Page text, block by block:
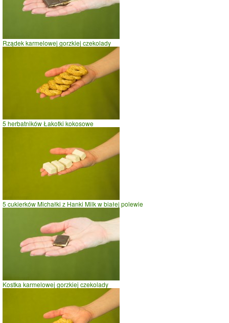
Rządek karmelowej gorzkiej czekolady
5 herbatników Łakotki kokosowe
5 cukierków Michałki z Hanki Milk w białej polewie
Kostka karmelowej gorzkiej czekolady